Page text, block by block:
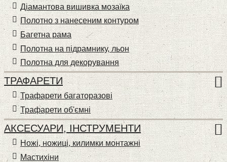
Діамантова вишивка мозаїка
Полотно з нанесеним контуром
Багетна рама
Полотна на підрамнику, льон
Полотна для декорування
ТРАФАРЕТИ
Трафарети багаторазові
Трафарети об'ємні
АКСЕСУАРИ, ІНСТРУМЕНТИ
Ножі, ножиці, килимки монтажні
Мастихіни